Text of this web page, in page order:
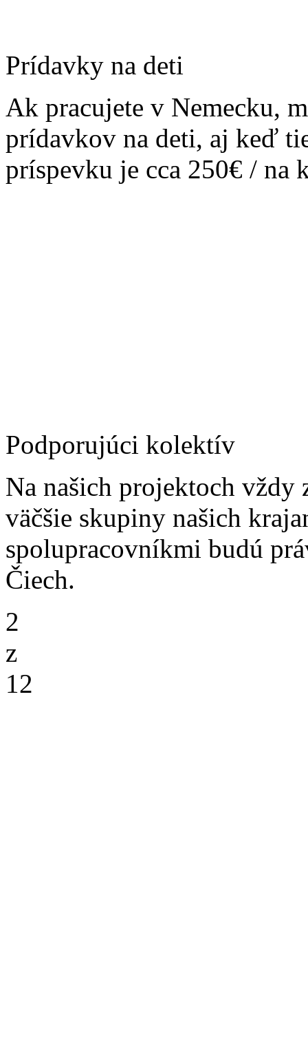
Prídavky na deti
Ak pracujete v Nemecku,
prídavkov na deti, aj keď
príspevku je cca 250€ / na
Podporujúci kolektív
Na našich projektoch vždy
väčšie skupiny našich
spolupracovníkmi budú
Čiech.
2
z
12